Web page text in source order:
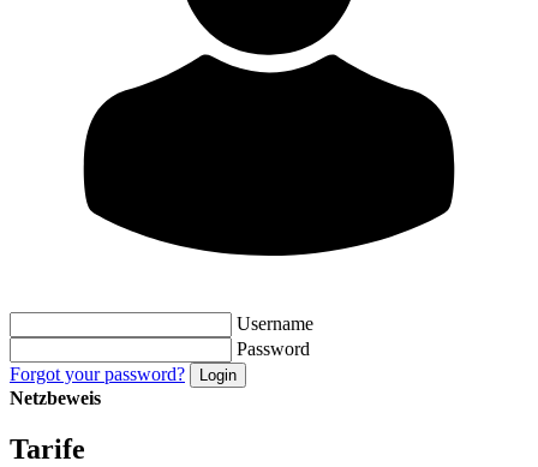
Username
Password
Forgot your password?
Netzbeweis
Tarife